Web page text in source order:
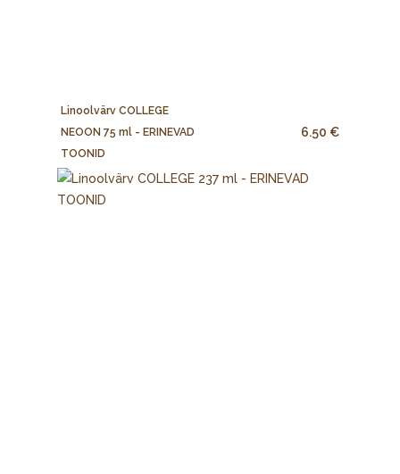
Linoolvärv COLLEGE
NEOON 75 ml - ERINEVAD
TOONID
6.50 €